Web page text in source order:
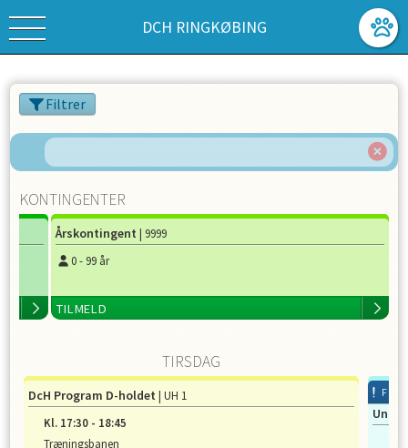
DCH RINGKØBING
Filtrer
KONTINGENTER
Årskontingent | 9999
0- 99 år
TILMELD
TIRSDAG
DcH Program D-holdet | UH 1
Kl. 17:30 - 18:45
Træningsbanen
FÅ